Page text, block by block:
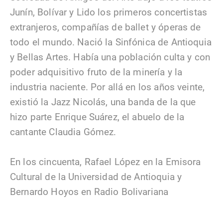
Junín, Bolívar y Lido los primeros concertistas
extranjeros, compañías de ballet y óperas de
todo el mundo. Nació la Sinfónica de Antioquia
y Bellas Artes. Había una población culta y con
poder adquisitivo fruto de la minería y la
industria naciente. Por allá en los años veinte,
existió la Jazz Nicolás, una banda de la que
hizo parte Enrique Suárez, el abuelo de la
cantante Claudia Gómez.
En los cincuenta, Rafael López en la Emisora
Cultural de la Universidad de Antioquia y
Bernardo Hoyos en Radio Bolivariana